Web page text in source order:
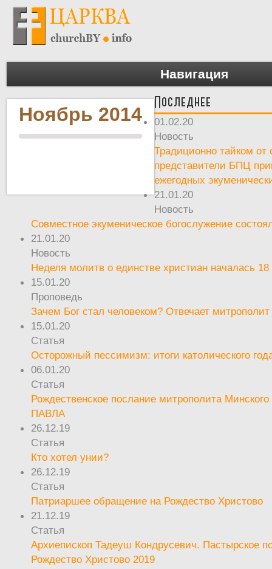
Навигация
Ноябрь 2014
Последнее
01.02.20
Новость
Традиционно тайком от
представители БПЦ
ежегодных
21.01.20
Новость
Совместное экуменическое богослужение
21.01.20
Новость
Неделя молитв о единстве христиан началась 18
15.01.20
Проповедь
Зачем Бог стал человеком? Отвечает
15.01.20
Статья
Осторожный пессимизм: итоги католического
06.01.20
Статья
Рождественское послание митрополита Минского
ПАВЛА
26.12.19
Статья
Кто хотел унии?
26.12.19
Статья
Патриаршее обращение на Рождество Христово
21.12.19
Статья
Архиепископ Тадеуш Кондрусевич. Пастырское
Рождество Христово 2019